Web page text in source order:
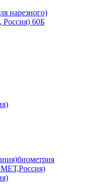
нарезного)
60Б